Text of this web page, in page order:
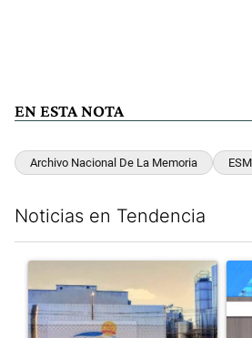
EN ESTA NOTA
Archivo Nacional De La Memoria
Noticias en Tendencia
Un artículo de tendencia con el